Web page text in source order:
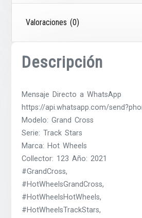
Valoraciones (0)
Descripción
Mensaje Directo a WhatsApp
https://api.whatsapp.com/
Modelo: Grand Cross
Serie: Track Stars
Marca: Hot Wheels
Collector: 123 Año: 2021
#GrandCross,
#HotWheelsGrandCross,
#HotWheelsHotWheels,
#HotWheelsTrackStars,